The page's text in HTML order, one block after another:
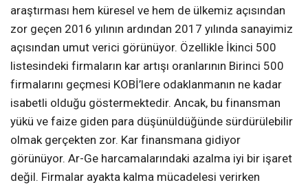
araştırması hem küresel ve hem de ülkemiz açısından
zor geçen 2016 yılının ardından 2017 yılında sanayimiz
açısından umut verici görünüyor. Özellikle İkinci 500
listesindeki firmaların kar artışı oranlarının Birinci 500
firmalarını geçmesi KOBİ’lere odaklanmanın ne kadar
isabetli olduğu göstermektedir. Ancak, bu finansman
yükü ve faize giden para düşünüldüğünde sürdürülebilir
olmak gerçekten zor. Kar finansmana gidiyor
görünüyor. Ar-Ge harcamalarındaki azalma iyi bir işaret
değil. Firmalar ayakta kalma mücadelesi verirken